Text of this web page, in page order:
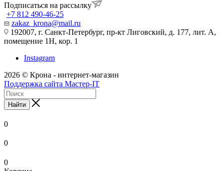
Подписаться на рассылку
+7 812 490-46-25
zakaz_krona@mail.ru
192007, г. Санкт-Петербург, пр-кт Лиговский, д. 177, лит. А,
помещение 1Н, кор. 1
Instagram
2026 © Крона - интернет-магазин
Поддержка сайта Мастер-IT
Найти
0
0
0